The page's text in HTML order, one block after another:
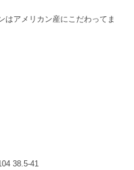
はアメリカン産にこだわってま
38.5-41